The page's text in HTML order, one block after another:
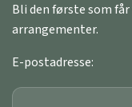
Bli den første som
arrangementer.
E-postadresse: